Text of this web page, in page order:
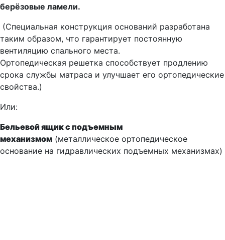
берёзовые ламели.
(Специальная конструкция оснований разработана
таким образом, что гарантирует постоянную
вентиляцию спального места.
Ортопедическая решетка способствует продлению
срока службы матраса и улучшает его ортопедические
свойства.)
Или:
Бельевой ящик с подъемным
механизмом (металлическое ортопедическое
основание на гидравлических подъемных механизмах)